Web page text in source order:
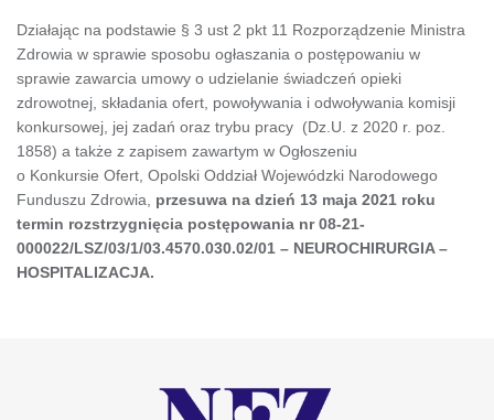
Działając na podstawie § 3 ust 2 pkt 11 Rozporządzenie Ministra
Zdrowia w sprawie sposobu ogłaszania o postępowaniu w
sprawie zawarcia umowy o udzielanie świadczeń opieki
zdrowotnej, składania ofert, powoływania i odwoływania komisji
konkursowej, jej zadań oraz trybu pracy (Dz.U. z 2020 r. poz.
1858) a także z zapisem zawartym w Ogłoszeniu
o Konkursie Ofert, Opolski Oddział Wojewódzki Narodowego
Funduszu Zdrowia, przesuwa na dzień 13 maja 2021 roku
termin rozstrzygnięcia postępowania nr 08-21-
000022/LSZ/03/1/03.4570.030.02/01 – NEUROCHIRURGIA –
HOSPITALIZACJA.